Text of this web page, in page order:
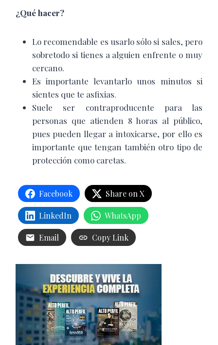
¿Qué hacer?
Lo recomendable es usarlo sólo si sales, pero
sobretodo si tienes a alguien enfrente o muy
cercano.
Es importante levantarlo unos minutos si
sientes que te asfixias.
Suele ser contraproducente para las
personas que atienden 8 horas al público,
pues pueden llegar a intoxicarse, por ello es
importante que tengan también otro tipo de
protección como caretas.
Facebook Share on X
LinkedIn WhatsApp
Email Copy Link